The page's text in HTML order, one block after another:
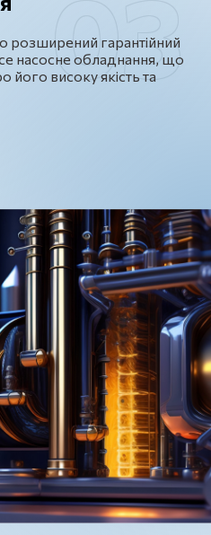
розширений гарантійний
насосне обладнання, що
його високу якість та